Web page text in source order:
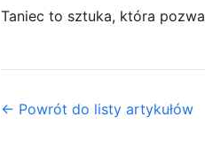
Taniec to sztuka, która pozwa
← Powrót do listy artykułów